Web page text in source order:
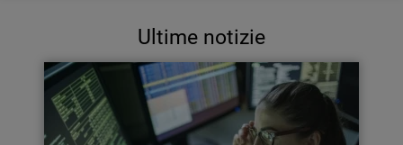
Ultime notizie